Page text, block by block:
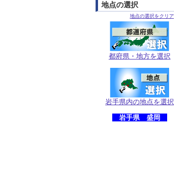
地点の選択
地点の選択をクリア
都府県・地方を選択
岩手県内の地点を選択
岩手県 盛岡